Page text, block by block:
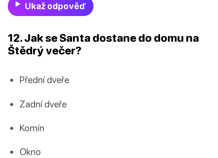
Ukaž odpověď
12. Jak se Santa dostane do domu na
Štědrý večer?
Přední dveře
Zadní dveře
Komín
Okno